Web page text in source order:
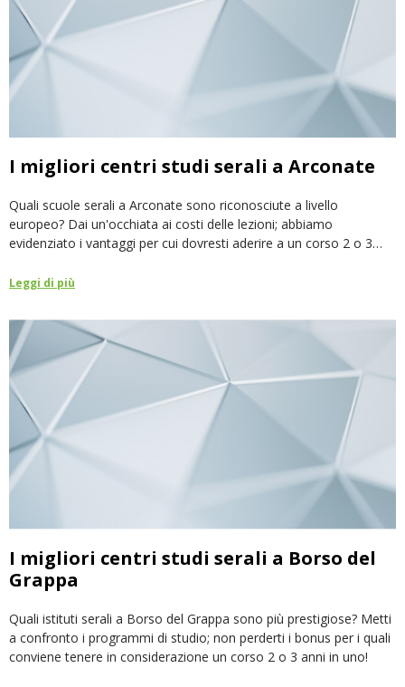
I migliori centri studi serali a Arconate
Quali scuole serali a Arconate sono riconosciute a livello
europeo? Dai un'occhiata ai costi delle lezioni; abbiamo
evidenziato i vantaggi per cui dovresti aderire a un corso 2 o 3
Leggi di più
I migliori centri studi serali a Borso del
Grappa
Quali istituti serali a Borso del Grappa sono più prestigiose? Metti
a confronto i programmi di studio; non perderti i bonus per i quali
conviene tenere in considerazione un corso 2 o 3 anni in uno!